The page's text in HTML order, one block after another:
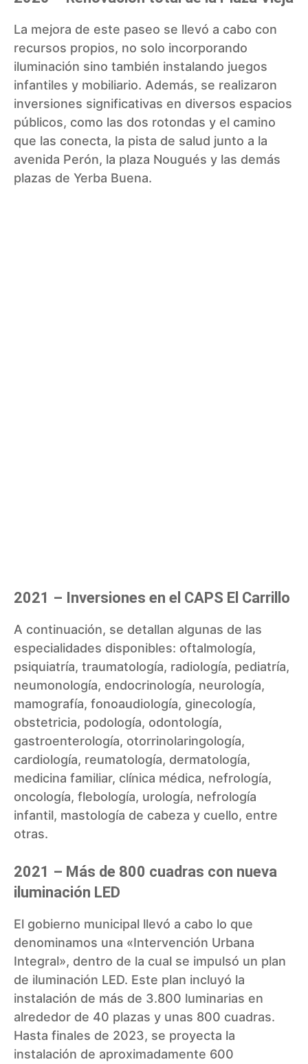
La mejora de este paseo se llevó a cabo con
recursos propios, no solo incorporando
iluminación sino también instalando juegos
infantiles y mobiliario. Además, se realizaron
inversiones significativas en diversos espacios
públicos, como las dos rotondas y el camino
que las conecta, la pista de salud junto a la
avenida Perón, la plaza Nougués y las demás
plazas de Yerba Buena.
2021 – Inversiones en el CAPS El Carrillo
A continuación, se detallan algunas de las
especialidades disponibles: oftalmología,
psiquiatría, traumatología, radiología, pediatría,
neumonología, endocrinología, neurología,
mamografía, fonoaudiología, ginecología,
obstetricia, podología, odontología,
gastroenterología, otorrinolaringología,
cardiología, reumatología, dermatología,
medicina familiar, clínica médica, nefrología,
oncología, flebología, urología, nefrología
infantil, mastología de cabeza y cuello, entre
otras.
2021 – Más de 800 cuadras con nueva
iluminación LED
El gobierno municipal llevó a cabo lo que
denominamos una «Intervención Urbana
Integral», dentro de la cual se impulsó un plan
de iluminación LED. Este plan incluyó la
instalación de más de 3.800 luminarias en
alrededor de 40 plazas y unas 800 cuadras.
Hasta finales de 2023, se proyecta la
instalación de aproximadamente 600